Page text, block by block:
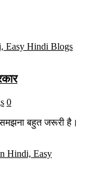
0
बहुत जरूरी है।